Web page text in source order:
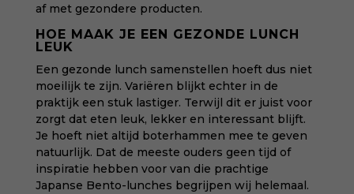
af met gezondere producten.
HOE MAAK JE EEN GEZONDE LUNCH
LEUK
Een gezonde lunch samenstellen hoeft dus niet
moeilijk te zijn. Variëren blijkt echter in de
praktijk een stuk lastiger. Terwijl dit er juist voor
zorgt dat eten leuk, lekker en interessant blijft.
Je hoeft niet altijd boterhammen mee te geven
natuurlijk. Dat de meeste ouders geen tijd of
inspiratie hebben voor van die prachtige
Japanse Bento-lunches begrijpen wij helemaal.